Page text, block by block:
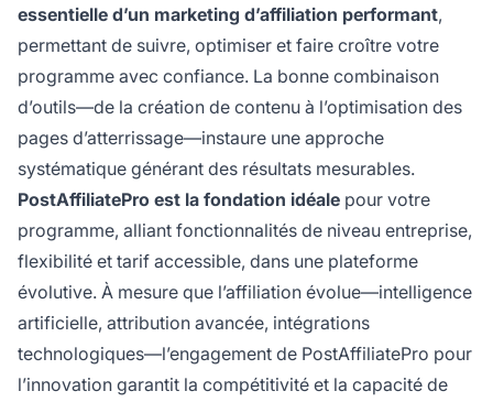
essentielle d’un marketing d’affiliation performant,
permettant de suivre, optimiser et faire croître votre
programme avec confiance. La bonne combinaison
d’outils—de la création de contenu à l’optimisation des
pages d’atterrissage—instaure une approche
systématique générant des résultats mesurables.
PostAffiliatePro est la fondation idéale pour votre
programme, alliant fonctionnalités de niveau entreprise,
flexibilité et tarif accessible, dans une plateforme
évolutive. À mesure que l’affiliation évolue—intelligence
artificielle, attribution avancée, intégrations
technologiques—l’engagement de PostAffiliatePro pour
l’innovation garantit la compétitivité et la capacité de